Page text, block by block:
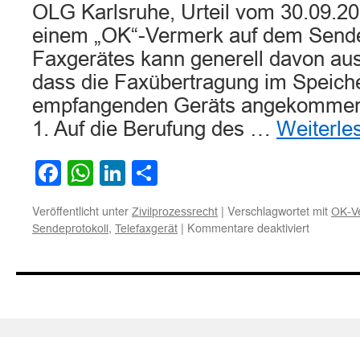
OLG Karlsruhe, Urteil vom
einem „OK“-Vermerk auf dem
Faxgerätes kann generell davon
dass die Faxübertragung im
empfangenden Geräts
1. Auf die Berufung des …
Facebook
WhatsApp
LinkedIn
Veröffentlicht unter Zivilprozessrecht | Verschlagwortet mit OK-
Sendeprotokoll, Telefaxgerät | Kommentare deaktiviertfür
Vermerk